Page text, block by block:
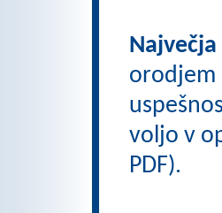
orodjem
voljo v
PDF).